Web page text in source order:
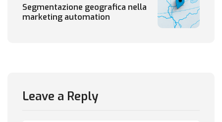
Segmentazione geografica nella
marketing automation
Leave a Reply